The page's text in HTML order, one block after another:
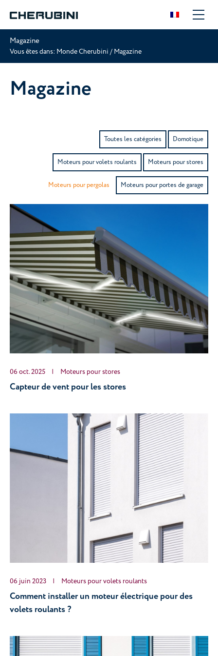
Magazine
Vous êtes dans: Monde Cherubini / Magazine
Magazine
Toutes les catégories Domotique
Moteurs pour volets roulants Moteurs pour stores
Moteurs pour pergolas Moteurs pour portes de garage
06 oct. 2025 | Moteurs pour stores
Capteur de vent pour les stores
06 juin 2023 | Moteurs pour volets roulants
Comment installer un moteur électrique pour des